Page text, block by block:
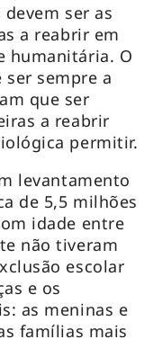
ser as
a reabrir em
humanitária. O
ser sempre a
que ser
a reabrir
permitir.
levantamento
de 5,5 milhões
idade entre
não tiveram
escolar
e os
as meninas e
famílias mais